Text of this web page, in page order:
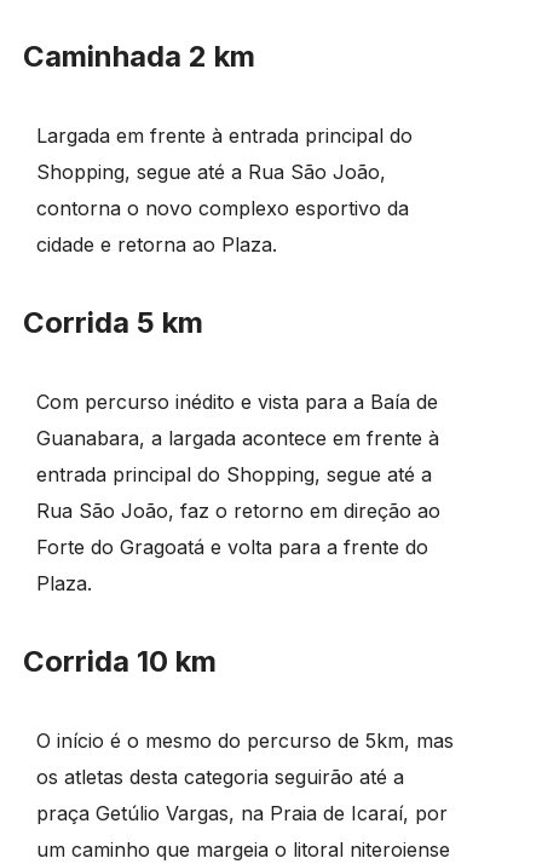
Caminhada 2 km
Largada em frente à entrada principal do
Shopping, segue até a Rua São João,
contorna o novo complexo esportivo da
cidade e retorna ao Plaza.
Corrida 5 km
Com percurso inédito e vista para a Baía de
Guanabara, a largada acontece em frente à
entrada principal do Shopping, segue até a
Rua São João, faz o retorno em direção ao
Forte do Gragoatá e volta para a frente do
Plaza.
Corrida 10 km
O início é o mesmo do percurso de 5km, mas
os atletas desta categoria seguirão até a
praça Getúlio Vargas, na Praia de Icaraí, por
um caminho que margeia o litoral niteroiense